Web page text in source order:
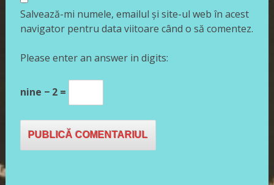
Salvează-mi numele, emailul și site-ul web în acest
navigator pentru data viitoare când o să comentez.
Please enter an answer in digits:
nine − 2 =